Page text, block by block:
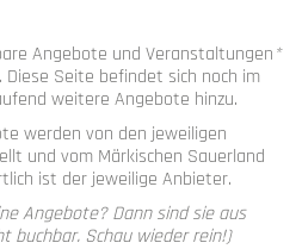
Angebote und Veranstaltungen*
Diese Seite befindet sich noch im
weitere Angebote hinzu.
werden von den jeweiligen
und vom Märkischen Sauerland
ist der jeweilige Anbieter.
Angebote? Dann sind sie aus
buchbar. Schau wieder rein!)